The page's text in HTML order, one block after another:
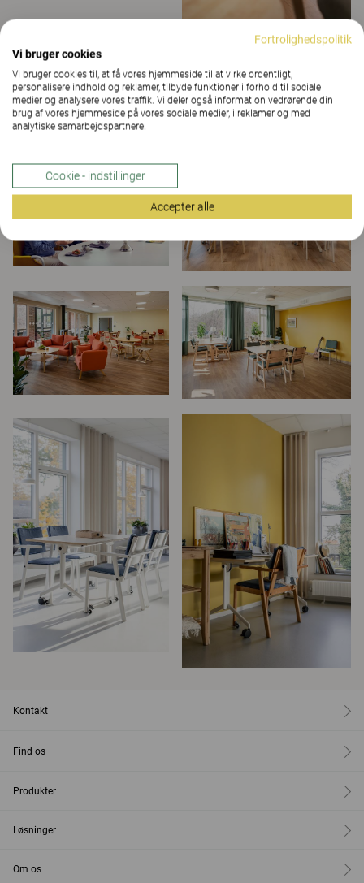
Kontakt
Find os
Produkter
Løsninger
Om os
Fortrolighedspolitik
Vi bruger cookies
Vi bruger cookies til, at få vores hjemmeside til at virke ordentligt,
personalisere indhold og reklamer, tilbyde funktioner i forhold til sociale
medier og analysere vores traffik. Vi deler også information vedrørende din
brug af vores hjemmeside på vores sociale medier, i reklamer og med
analytiske samarbejdspartnere.
Cookie - indstillinger
Accepter alle